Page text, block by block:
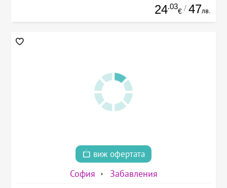
24.03
€ / 47лв.
виж офертата
София Забавления